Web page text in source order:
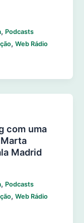
, Podcasts
,Web Rádio
com uma
Madrid
, Podcasts
,Web Rádio